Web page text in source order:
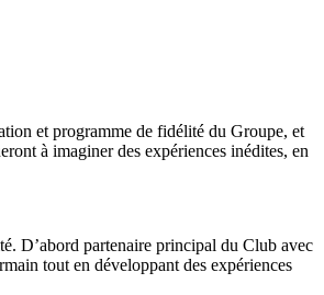
et programme de fidélité du Groupe, et
à imaginer des expériences inédites, en
D’abord partenaire principal du Club avec
tout en développant des expériences